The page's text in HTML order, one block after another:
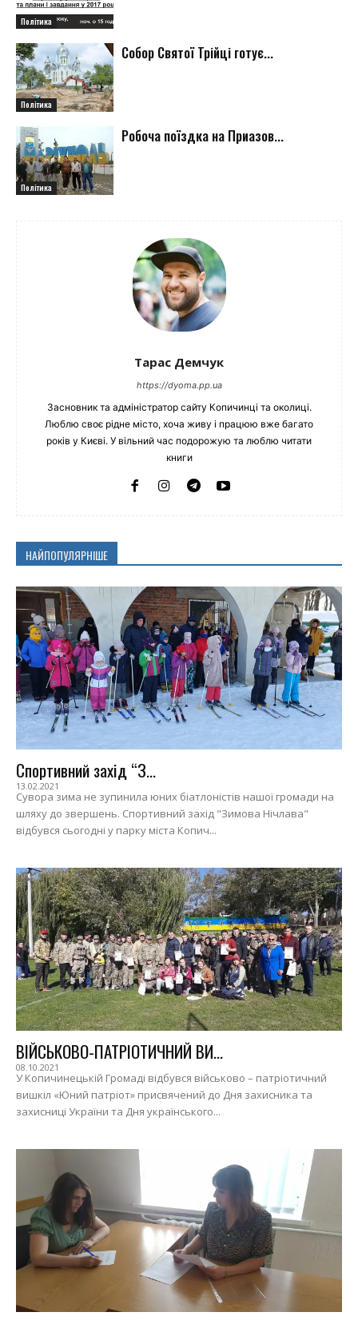
Політика
Політика
Собор Святої Трійці готує...
Політика
Робоча поїздка на Приазов...
Тарас Демчук
https://dyoma.pp.ua
Засновник та адміністратор сайту Копичинці та околиці.
Люблю своє рідне місто, хоча живу і працюю вже багато
років у Києві. У вільний час подорожую та люблю читати
книги
НАЙПОПУЛЯРНІШЕ
Спортивний захід “З...
13.02.2021
Сувора зима не зупинила юних біатлоністів нашої громади на
шляху до звершень. Спортивний захід "Зимова Нічлава"
відбувся сьогодні у парку міста Копич...
ВІЙСЬКОВО-ПАТРІОТИЧНИЙ ВИ...
08.10.2021
У Копичинецькій Громаді відбувся військово – патріотичний
вишкіл «Юний патріот» присвячений до Дня захисника та
захисниці України та Дня українського...